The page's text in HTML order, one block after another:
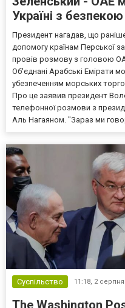
Україні з
Президент нагадав, що
допомогу країнам Перської
провів розмову з головою
Об'єднані Арабські Емірати
убезпеченням морських
Про це заявив президент
телефонної розмови з
Аль Нагаяном. "Зараз ми
Суспільство 11:18, 2 серпня
The Washington